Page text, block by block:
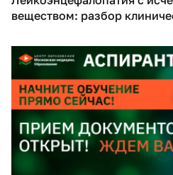
веществом: разбор